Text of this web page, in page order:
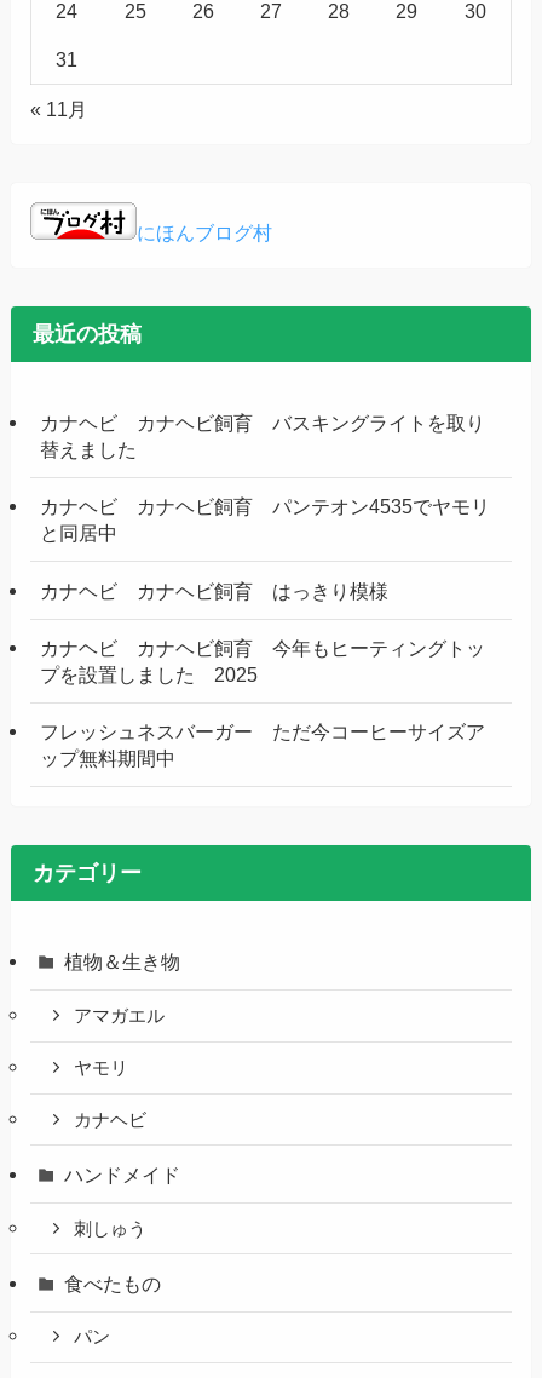
24 25 26 27 28 29 30
31
« 11月
にほんブログ村
最近の投稿
カナヘビ カナヘビ飼育 バスキングライトを取り
替えました
カナヘビ カナヘビ飼育 パンテオン4535でヤモリ
と同居中
カナヘビ カナヘビ飼育 はっきり模様
カナヘビ カナヘビ飼育 今年もヒーティングトッ
プを設置しました 2025
フレッシュネスバーガー ただ今コーヒーサイズア
ップ無料期間中
カテゴリー
植物＆生き物
アマガエル
ヤモリ
カナヘビ
ハンドメイド
刺しゅう
食べたもの
パン